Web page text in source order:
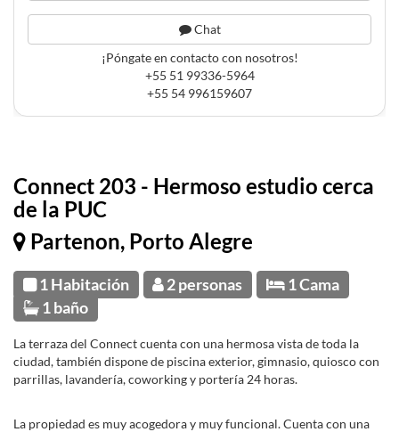
Connect 203 - Hermoso estudio cerca
de la PUC
Partenon, Porto Alegre
1 Habitación 2 personas
1 Cama
1 baño
La terraza del Connect cuenta con una hermosa vista de toda la
ciudad, también dispone de piscina exterior, gimnasio, quiosco con
parrillas, lavandería, coworking y portería 24 horas.
La propiedad es muy acogedora y muy funcional. Cuenta con una
Chat
¡Póngate en contacto con nosotros!
+55 51 99336-5964
+55 54 996159607